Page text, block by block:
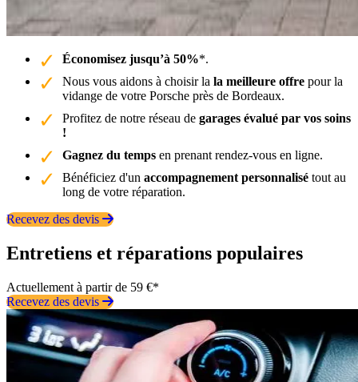
Économisez jusqu’à 50%*.
Nous vous aidons à choisir la la meilleure offre pour la
vidange de votre Porsche près de Bordeaux.
Profitez de notre réseau de garages évalué par vos soins
!
Gagnez du temps en prenant rendez-vous en ligne.
Bénéficiez d'un accompagnement personnalisé tout au
long de votre réparation.
Recevez des devis
Entretiens et réparations populaires
Actuellement à partir de 59 €*
Recevez des devis